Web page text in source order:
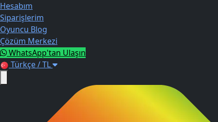
Hesabım
Siparişlerim
Oyuncu Blog
Çözüm Merkezi
WhatsApp'tan Ulaşın
Türkçe / TL